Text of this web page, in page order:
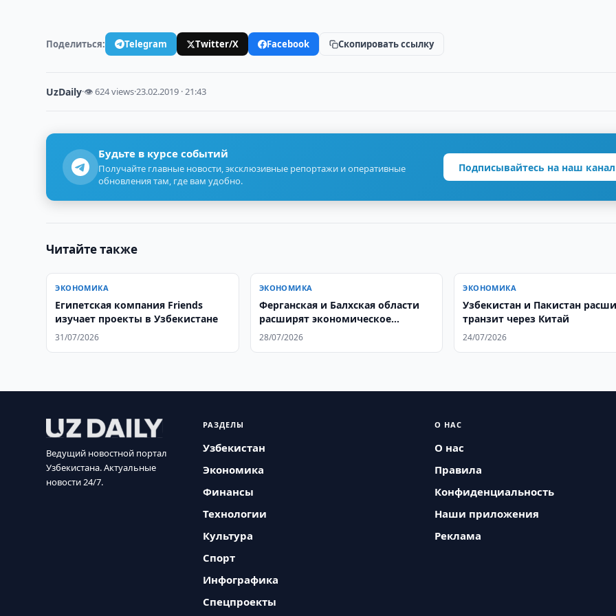
Поделиться: Telegram Twitter/X Facebook Скопировать ссылку
UzDaily·👁 624 views·23.02.2019 · 21:43
Будьте в курсе событий
Получайте главные новости, эксклюзивные репортажи и оперативные
обновления там, где вам удобно.
Подписывайтесь на наш канал
Читайте также
ЭКОНОМИКА
Египетская компания Friends
изучает проекты в Узбекистане
31/07/2026
ЭКОНОМИКА
Ферганская и Балхская области
расширят экономическое
сотрудничество
28/07/2026
ЭКОНОМИКА
Узбекистан и Пакистан
транзит через Китай
24/07/2026
Ведущий новостной портал
Узбекистана. Актуальные
новости 24/7.
РАЗДЕЛЫ
Узбекистан
Экономика
Финансы
Технологии
Культура
Спорт
Инфографика
Спецпроекты
О НАС
О нас
Правила
Конфиденциальность
Наши приложения
Реклама